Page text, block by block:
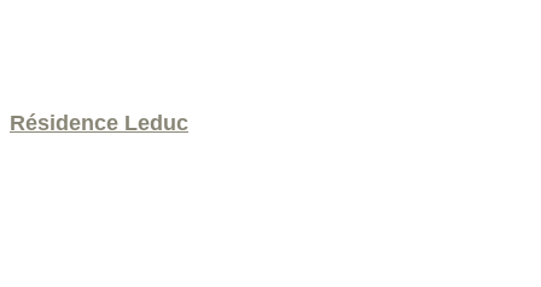
Résidence Leduc